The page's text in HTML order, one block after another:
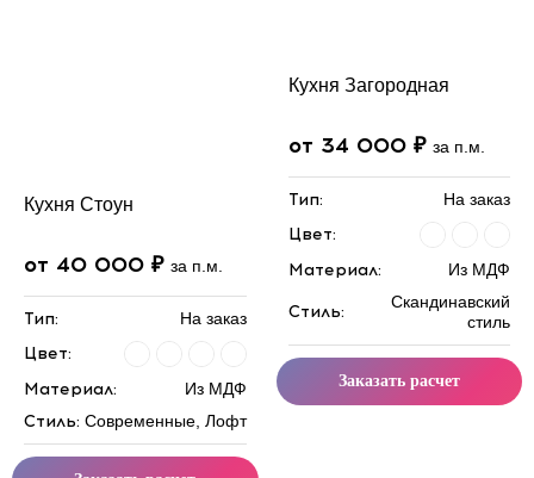
Кухня Стоун
от 40 000 ₽ за п.м.
Тип: На заказ
Цвет:
Материал:
Из МДФ
Стиль: Современные, Лофт
Кухня Загородная
от 34 000 ₽ за п.м.
Тип: На заказ
Цвет:
Материал:
Из МДФ
Стиль:
Скандинавский
стиль
Заказать расчет